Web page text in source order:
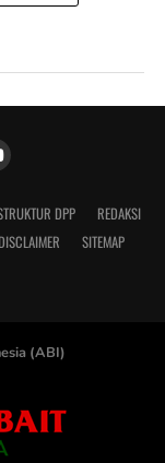
DPP
REDAKSI
DISCLAIMER
SITEMAP
(ABI)